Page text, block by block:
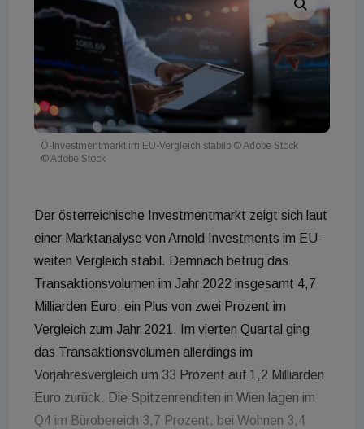
Ö-Investmentmarkt im EU-Vergleich stabilb © Adobe Stock
© Adobe Stock
Der österreichische Investmentmarkt zeigt sich laut
einer Marktanalyse von Arnold Investments im EU-
weiten Vergleich stabil. Demnach betrug das
Transaktionsvolumen im Jahr 2022 insgesamt 4,7
Milliarden Euro, ein Plus von zwei Prozent im
Vergleich zum Jahr 2021. Im vierten Quartal ging
das Transaktionsvolumen allerdings im
Vorjahresvergleich um 33 Prozent auf 1,2 Milliarden
Euro zurück. Die Spitzenrenditen in Wien lagen im
Q4 im Bürobereich 3,7 Prozent, bei Wohnen 3,4